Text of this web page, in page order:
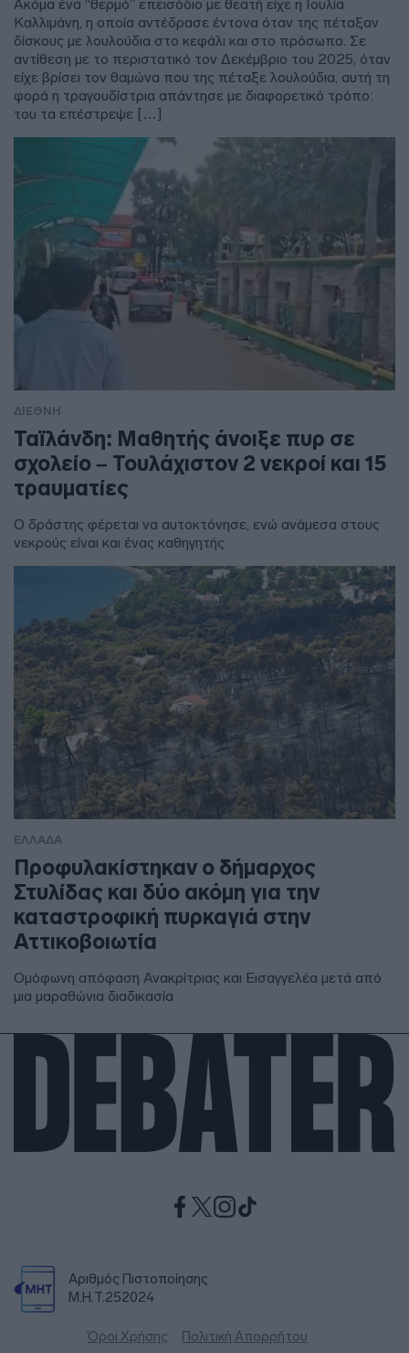
Ακόμα ένα “θερμό” επεισόδιο με θεατή είχε η Ιουλία
Καλλιμάνη, η οποία αντέδρασε έντονα όταν της πέταξαν
δίσκους με λουλούδια στο κεφάλι και στο πρόσωπο. Σε
αντίθεση με το περιστατικό τον Δεκέμβριο του 2025, όταν
είχε βρίσει τον θαμώνα που της πέταξε λουλούδια, αυτή τη
φορά η τραγουδίστρια απάντησε με διαφορετικό τρόπο:
του τα επέστρεψε […]
ΔΙΕΘΝΗ
Ταϊλάνδη: Μαθητής άνοιξε πυρ σε
σχολείο – Τουλάχιστον 2 νεκροί και 15
τραυματίες
Ο δράστης φέρεται να αυτοκτόνησε, ενώ ανάμεσα στους
νεκρούς είναι και ένας καθηγητής
ΕΛΛΑΔΑ
Προφυλακίστηκαν ο δήμαρχος
Στυλίδας και δύο ακόμη για την
καταστροφική πυρκαγιά στην
Αττικοβοιωτία
Ομόφωνη απόφαση Ανακρίτριας και Εισαγγελέα μετά από
μια μαραθώνια διαδικασία
Αριθμός Πιστοποίησης
Μ.Η.Τ.252024
Όροι Χρήσης
Πολιτική Απορρήτου